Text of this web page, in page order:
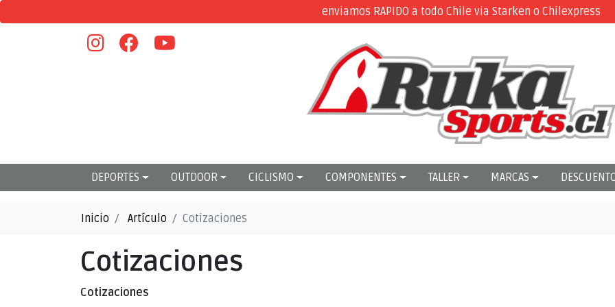
enviamos RAPIDO a todo Chile via Starken o Chilexpress
DEPORTES OUTDOOR CICLISMO COMPONENTES TALLER MARCAS
Inicio Artículo Cotizaciones
Cotizaciones
Cotizaciones